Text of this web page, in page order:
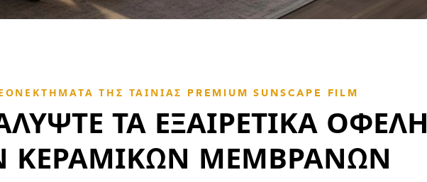
ΤΗΣ ΤΑΙΝΊΑΣ PREMIUM SUNSCAPE FILM
ΤΑ ΕΞΑΙΡΕΤΙΚΆ ΟΦΈΛΗ
ΚΕΡΑΜΙΚΏΝ ΜΕΜΒΡΑΝΏΝ